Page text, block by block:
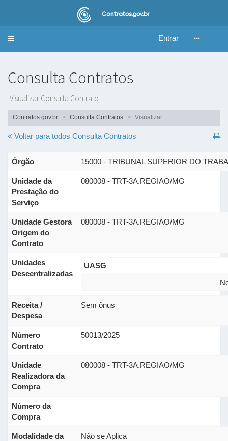
Alternar
Entrar
Consulta Contratos
Visualizar Consulta Contrato.
Contratos.gov.br Consulta Contratos Visualizar
Voltar para todos Consulta Contratos
Órgão 15000 - TRIBUNAL SUPERIOR DO
Unidade da
Prestação do
Serviço
080008 - TRT-3A.REGIAO/MG
Unidade Gestora
Origem do
Contrato
080008 - TRT-3A.REGIAO/MG
Unidades
Descentralizadas
UASG
Receita /
Despesa
Sem ônus
Número
Contrato
50013/2025
Unidade
Realizadora da
Compra
080008 - TRT-3A.REGIAO/MG
Número da
Compra
Modalidade da
Não se Aplica